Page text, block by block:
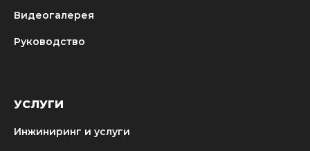
Видеогалерея
Руководство
УСЛУГИ
Инжиниринг и услуги